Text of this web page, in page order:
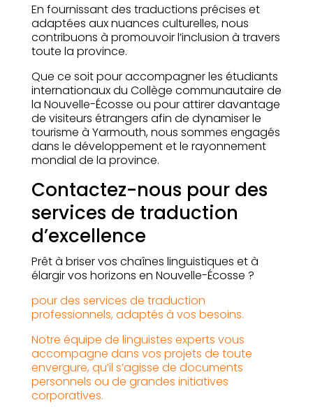
En fournissant des traductions précises et
adaptées aux nuances culturelles, nous
contribuons à promouvoir l’inclusion à travers
toute la province.
Que ce soit pour accompagner les étudiants
internationaux du Collège communautaire de
la Nouvelle-Écosse ou pour attirer davantage
de visiteurs étrangers afin de dynamiser le
tourisme à Yarmouth, nous sommes engagés
dans le développement et le rayonnement
mondial de la province.
Contactez-nous pour des
services de traduction
d’excellence
Prêt à briser vos chaînes linguistiques et à
élargir vos horizons en Nouvelle-Écosse ?
pour des services de traduction
professionnels, adaptés à vos besoins.
Notre équipe de linguistes experts vous
accompagne dans vos projets de toute
envergure, qu’il s’agisse de documents
personnels ou de grandes initiatives
corporatives.